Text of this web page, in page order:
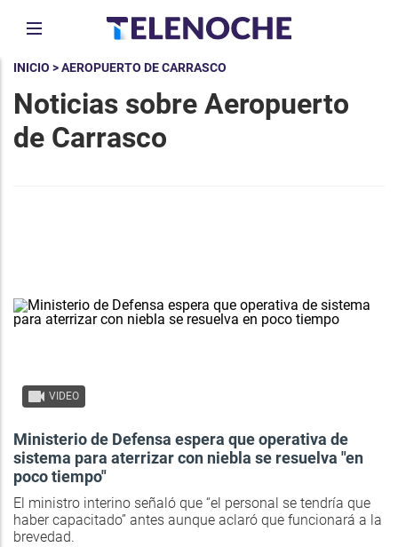
INICIO > AEROPUERTO DE CARRASCO
Noticias sobre Aeropuerto
de Carrasco
VIDEO
Ministerio de Defensa espera que operativa de
sistema para aterrizar con niebla se resuelva "en
poco tiempo"
El ministro interino señaló que “el personal se tendría que
haber capacitado” antes aunque aclaró que funcionará a la
brevedad.